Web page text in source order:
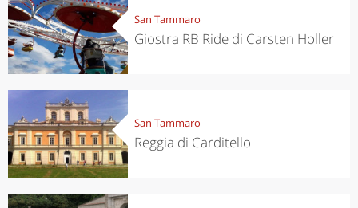
San Tammaro
Giostra RB Ride di Carsten Holler
San Tammaro
Reggia di Carditello